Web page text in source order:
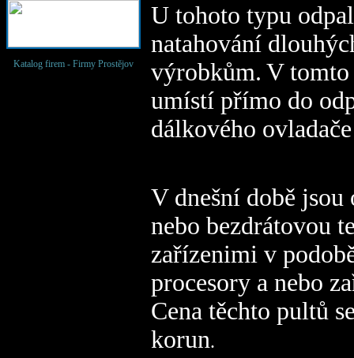
Katalog firem - Firmy Prostějov
U tohoto typu
natahování
výrobkům. V tomto
umístí přímo do
dálkového
V dnešní době
nebo bezdrátovou
zařízenimi v
procesory a nebo
Cena těchto pultů
korun.